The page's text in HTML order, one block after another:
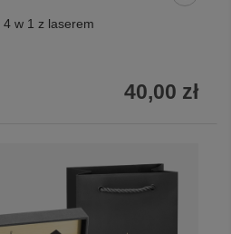
4 w 1 z laserem
40,00 zł